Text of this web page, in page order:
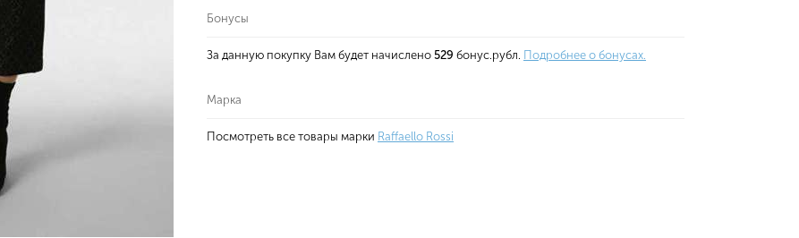
Бонусы
За данную покупку Вам будет начислено 529 бонус.рубл. Подробнее о бонусах.
Марка
Посмотреть все товары марки Raffaello Rossi